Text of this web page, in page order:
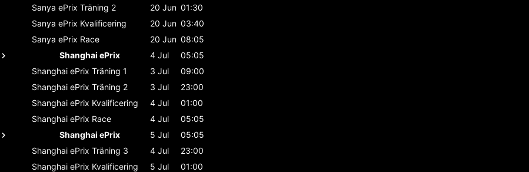
Sanya ePrix Träning 2 20 Jun 01:30
Sanya ePrix Kvalificering 20 Jun 03:40
Sanya ePrix Race 20 Jun 08:05
Shanghai ePrix
4 Jul
05:05
Shanghai ePrix Träning 1 3 Jul
09:00
Shanghai ePrix Träning 2 3 Jul
23:00
Shanghai ePrix Kvalificering 4 Jul
01:00
Shanghai ePrix Race 4 Jul
05:05
Shanghai ePrix
5 Jul
05:05
Shanghai ePrix Träning 3 4 Jul
23:00
Shanghai ePrix Kvalificering 5 Jul
01:00